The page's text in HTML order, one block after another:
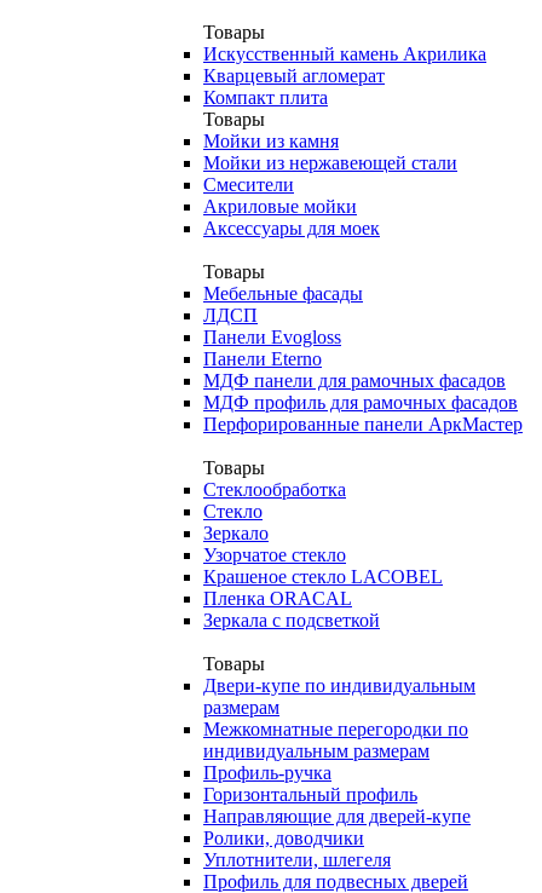
Товары
Искусственный камень Акрилика
Кварцевый агломерат
Компакт плита
Товары
Мойки из камня
Мойки из нержавеющей стали
Смесители
Акриловые мойки
Аксессуары для моек
Товары
Мебельные фасады
ЛДСП
Панели Evogloss
Панели Eterno
МДФ панели для рамочных фасадов
МДФ профиль для рамочных фасадов
Перфорированные панели АркМастер
Товары
Стеклообработка
Стекло
Зеркало
Узорчатое стекло
Крашеное стекло LACOBEL
Пленка ORACAL
Зеркала с подсветкой
Товары
Двери-купе по индивидуальным
размерам
Межкомнатные перегородки по
индивидуальным размерам
Профиль-ручка
Горизонтальный профиль
Направляющие для дверей-купе
Ролики, доводчики
Уплотнители, шлегеля
Профиль для подвесных дверей